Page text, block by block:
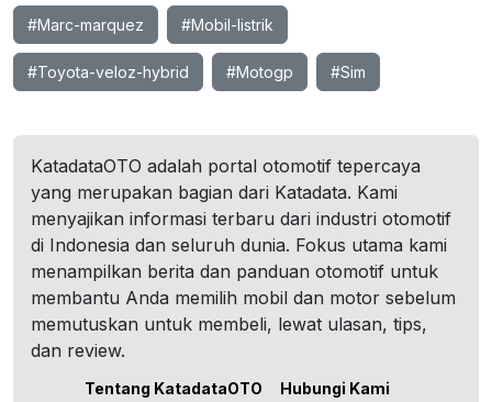
#Marc-marquez #Mobil-listrik
#Toyota-veloz-hybrid #Motogp #Sim
KatadataOTO adalah portal otomotif tepercaya
yang merupakan bagian dari Katadata. Kami
menyajikan informasi terbaru dari industri otomotif
di Indonesia dan seluruh dunia. Fokus utama kami
menampilkan berita dan panduan otomotif untuk
membantu Anda memilih mobil dan motor sebelum
memutuskan untuk membeli, lewat ulasan, tips,
dan review.
Tentang KatadataOTO Hubungi Kami